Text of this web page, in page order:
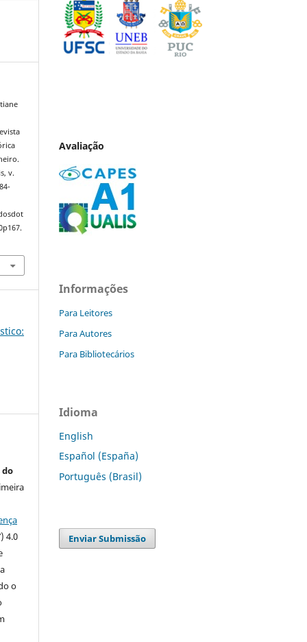
v.
do
4.0
o
Avaliação
Informações
Para Leitores
Para Autores
Para Bibliotecários
Idioma
English
Español (España)
Português (Brasil)
Enviar Submissão